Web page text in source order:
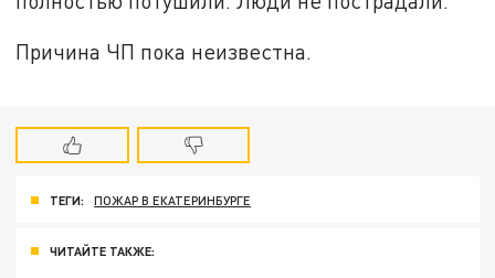
Причина ЧП пока неизвестна.
ТЕГИ: ПОЖАР В ЕКАТЕРИНБУРГЕ
ЧИТАЙТЕ ТАКЖЕ: